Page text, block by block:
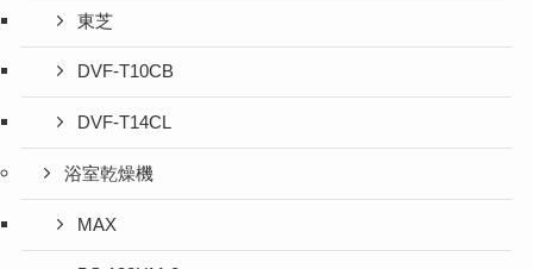
東芝
DVF-T10CB
DVF-T14CL
浴室乾燥機
MAX